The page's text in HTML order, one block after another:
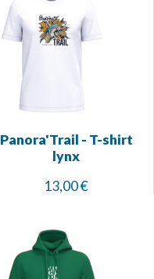
Panora'Trail - T-shirt
lynx
13,00 €